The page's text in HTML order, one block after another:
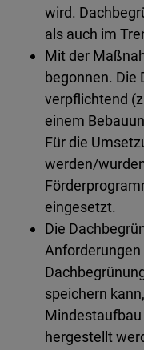
wird.
als auch im
Mit der
begonnen. Die
verpflichtend
einem
Für die
werden/
eingesetzt.
Die
speichern
hergestellt